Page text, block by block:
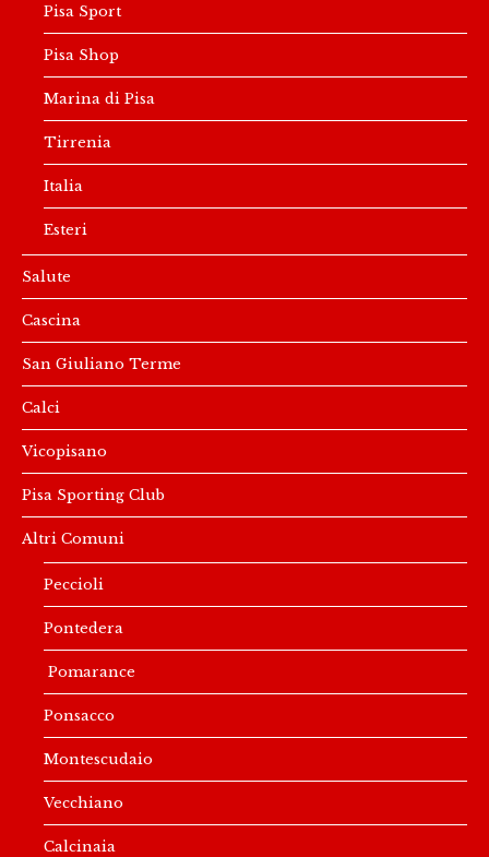
Pisa Sport
Pisa Shop
Marina di Pisa
Tirrenia
Italia
Esteri
Salute
Cascina
San Giuliano Terme
Calci
Vicopisano
Pisa Sporting Club
Altri Comuni
Peccioli
Pontedera
Pomarance
Ponsacco
Montescudaio
Vecchiano
Calcinaia